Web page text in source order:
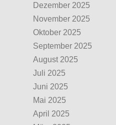
Dezember 2025
November 2025
Oktober 2025
September 2025
August 2025
Juli 2025
Juni 2025
Mai 2025
April 2025